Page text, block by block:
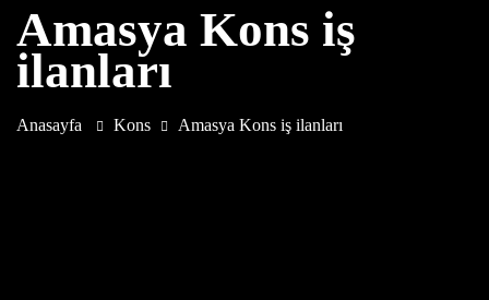
Amasya Kons iş
ilanları
Anasayfa Kons Amasya Kons iş ilanları